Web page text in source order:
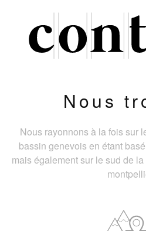
Nous
Nous rayonnons à la fois sur
bassin genevois en étant
mais également sur le sud de